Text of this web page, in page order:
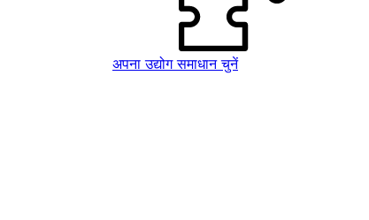
अपना उद्योग समाधान चुनें